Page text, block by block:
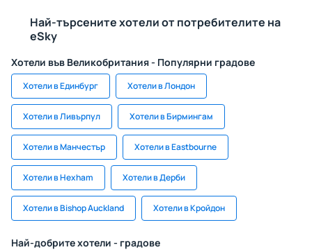
Най-търсените хотели от потребителите на
eSky
Хотели във Великобритания - Популярни градове
Хотели в Единбург Хотели в Лондон
Хотели в Ливърпул Хотели в Бирмингам
Хотели в Манчестър Хотели в Eastbourne
Хотели в Hexham Хотели в Дерби
Хотели в Bishop Auckland Хотели в Кройдон
Най-добрите хотели - градове